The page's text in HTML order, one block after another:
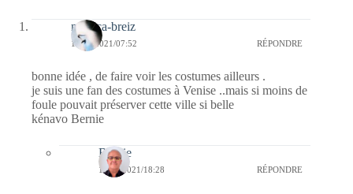
monica-breiz
10/06/2021/07:52 RÉPONDRE
bonne idée , de faire voir les costumes ailleurs .
je suis une fan des costumes à Venise ..mais si moins de
foule pouvait préserver cette ville si belle
kénavo Bernie
Bernie
10/06/2021/18:28 RÉPONDRE